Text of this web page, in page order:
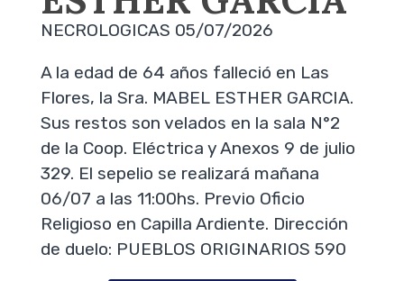
NECROLOGICAS 05/07/2026
A la edad de 64 años falleció en Las
Flores, la Sra. MABEL ESTHER GARCIA.
Sus restos son velados en la sala N°2
de la Coop. Eléctrica y Anexos 9 de julio
329. El sepelio se realizará mañana
06/07 a las 11:00hs. Previo Oficio
Religioso en Capilla Ardiente. Dirección
de duelo: PUEBLOS ORIGINARIOS 590